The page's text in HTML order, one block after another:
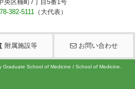
央区楠町7丁目5番1号
382-5111 （大代表）
附属施設等 お問い合わせ
Graduate School of Medicine / School of Medicine.